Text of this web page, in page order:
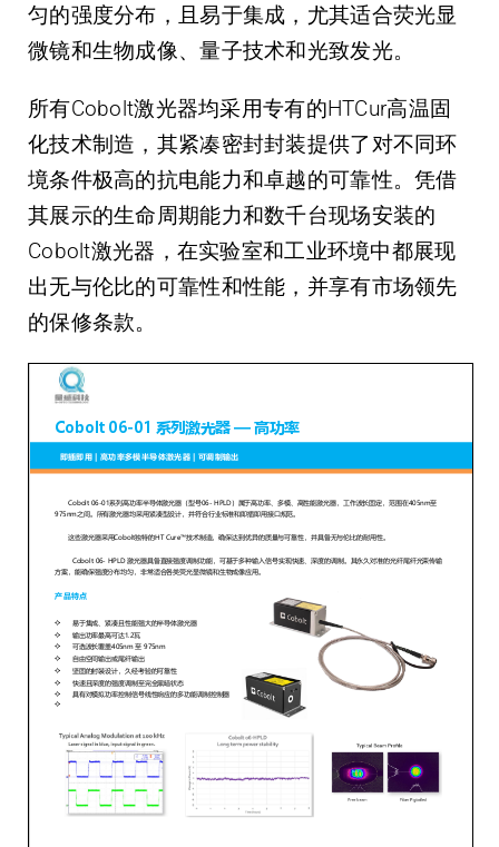
匀的强度分布，且易于集成，尤其适合荧光显
微镜和生物成像、量子技术和光致发光。
所有Cobolt激光器均采用专有的HTCur高温固
化技术制造，其紧凑密封封装提供了对不同环
境条件极高的抗电能力和卓越的可靠性。凭借
其展示的生命周期能力和数千台现场安装的
Cobolt激光器，在实验室和工业环境中都展现
出无与伦比的可靠性和性能，并享有市场领先
的保修条款。